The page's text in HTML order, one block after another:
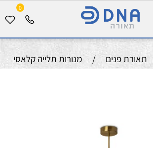
0
תאורת פנים / מנורות תלייה קלאסי